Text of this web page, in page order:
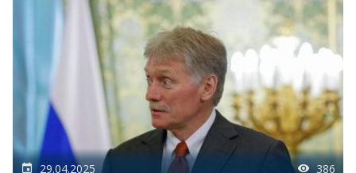
29.04.2025 386